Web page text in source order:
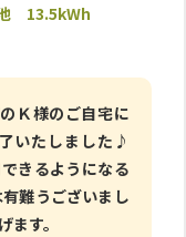
13.5kWh
Ｋ様のご自宅に
いたしました♪
きるようになる
難うございまし
す。